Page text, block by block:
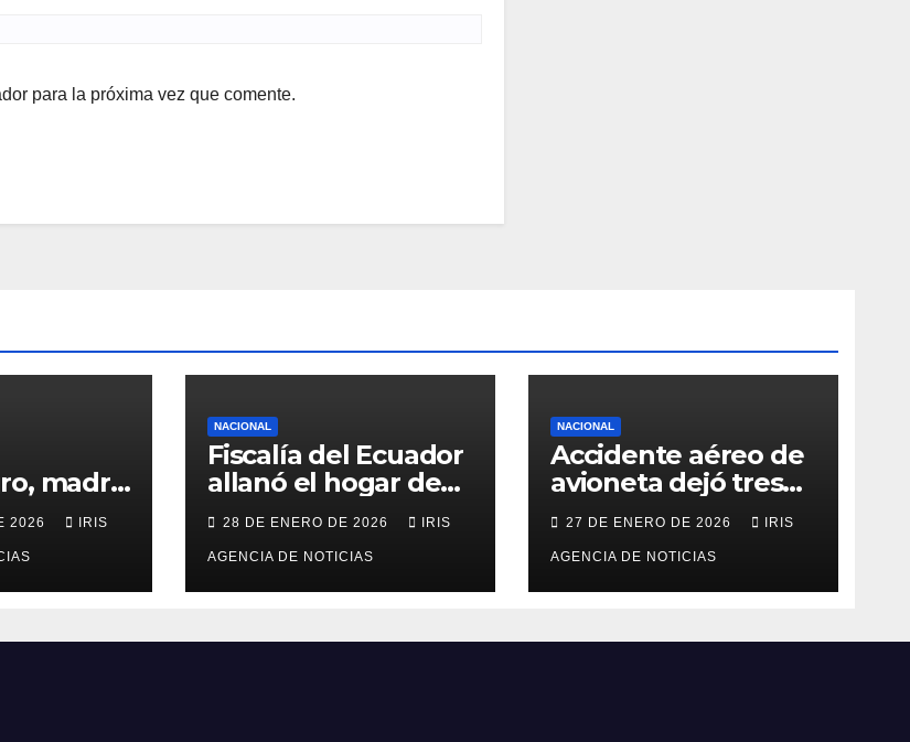
para la próxima vez que comente.
madre
en
73 años
2026 IRIS
NACIONAL
Fiscalía del Ecuador
allanó el hogar de
excandidata
presidencial
vinculada al caso
Caja Chica
28 DE ENERO DE 2026 IRIS
AGENCIA DE NOTICIAS
NACIONAL
Accidente aéreo de
avioneta dejó tres
personas fallecidas
en provincia de
Morona Santiago
27 DE ENERO DE 2026 IRIS
AGENCIA DE NOTICIAS